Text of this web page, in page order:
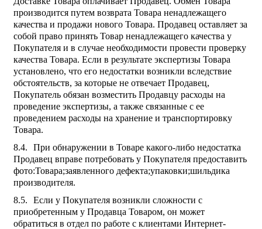
производится путем возврата Товара ненадлежащего
качества и продажи нового Товара. Продавец оставляет за
собой право принять Товар ненадлежащего качества у
Покупателя и в случае необходимости провести проверку
качества Товара. Если в результате экспертизы Товара
установлено, что его недостатки возникли вследствие
обстоятельств, за которые не отвечает Продавец,
Покупатель обязан возместить Продавцу расходы на
проведение экспертизы, а также связанные с ее
проведением расходы на хранение и транспортировку
Товара.
При обнаружении в Товаре какого-либо недостатка
Продавец вправе потребовать у Покупателя предоставить
фото:Товара;заявленного дефекта;упаковки;шильдика
производителя.
Если у Покупателя возникли сложности с
приобретенным у Продавца Товаром, он может
обратиться в отдел по работе с клиентами Интернет-